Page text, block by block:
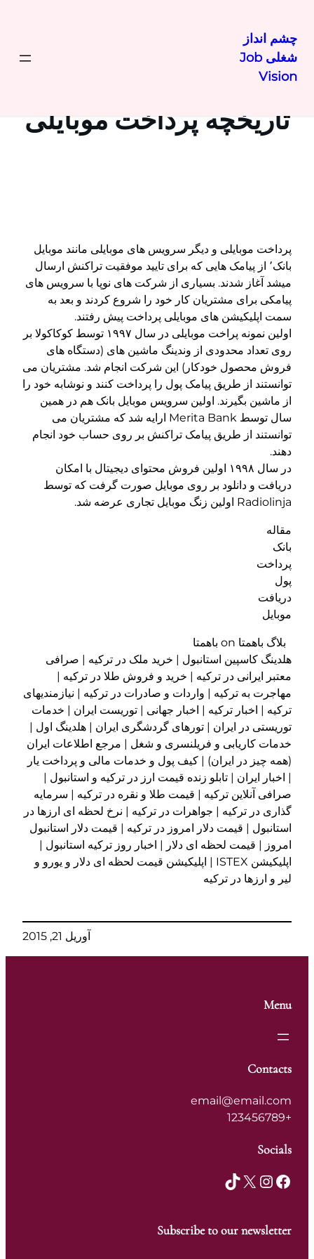
رفتن
چشم انداز
شغلی Job
Vision
تاریخچه پرداخت موبایلی
پرداخت موبایلی و دیگر سرویس های موبایلی مانند موبایل
بانک٬ از پیامک هایی که برای تایید موفقیت تراکنش ارسال
میشد آغاز شدند. بسیاری از شرکت های نوپا با سرویس های
پیامکی برای مشتریان کار خود را شروع کردند و بعد به
سمت اپلیکیشن های موبایلی پرداخت پیش رفتند.
اولین نمونه پراخت موبایلی در سال ۱۹۹۷ توسط کوکاکولا بر
روی تعداد محدودی از وندینگ ماشین های (دستگاه های
فروش محصول خودکار) این شرکت انجام شد. مشتریان می
توانستند از طریق پیامک پول را پرداخت کنند و نوشابه خود را
از ماشین بگیرند. اولین سرویس موبایل بانک هم در همین
سال توسط Merita Bank ارایه شد که مشتریان می
توانستند از طریق پیامک تراکنش بر روی حساب خود انجام
دهند.
در سال ۱۹۹۸ اولین فروش محتوای دیجیتال با امکان
دریافت و دانلود بر روی موبایل صورت گرفت که توسط
Radiolinja اولین زنگ موبایل تجاری عرضه شد.
مقاله
بانک
پرداخت
پول
دریافت
موبایل
بلاگ باهمتا on باهمتا
هلدینگ کاسپین استانبول | خرید ملک در ترکیه | صرافی
معتبر ایرانی در ترکیه | خرید و فروش طلا در ترکیه |
مهاجرت به ترکیه | واردات و صادرات در ترکیه | نیازمندیهای
ترکیه | اخبار ترکیه | اخبار جهانی | توریست ایران | خدمات
توریستی در ایران | تورهای گردشگری ایران | هلدینگ اول |
خدمات کاریابی و فریلنسری و شغل | مرجع اطلاعات ایران
(همه چیز در ایران) | کیف پول و خدمات مالی و پرداخت یار
| اخبار ایران | تابلو زنده قیمت ارز در ترکیه و استانبول |
صرافی آنلاین ترکیه | قیمت طلا و نقره در ترکیه | سرمایه
گذاری در ترکیه | جواهرات در ترکیه | نرخ لحظه ای ارزها در
استانبول | قیمت دلار امروز در ترکیه | قیمت دلار استانبول
امروز | قیمت لحظه ای دلار | اخبار روز ترکیه استانبول |
اپلیکیشن ISTEX | اپلیکیشن قیمت لحظه ای دلار و یورو و
لیر و ارزها در ترکیه
آوریل 21, 2015
Menu
Contacts
email@email.com
+123456789
Socials
Facebook
Instagram
X
TikTok
Subscribe to our newsletter